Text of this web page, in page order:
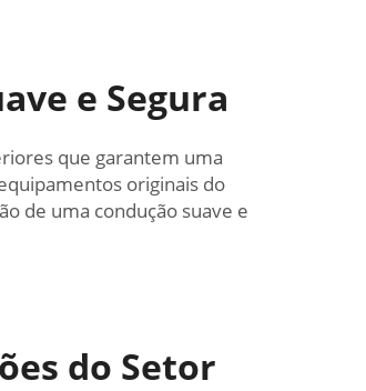
e Segura
que garantem uma
originais do
de uma condução suave e
do Setor